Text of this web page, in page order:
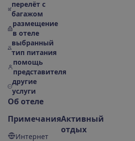
перелёт с
багажом
размещение
в отеле
выбранный
тип питания
помощь
представителя
другие
услуги
Об отеле
Примечания
Интернет
Активный
отдых